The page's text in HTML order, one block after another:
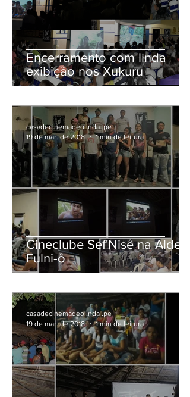
Encerramento com linda
exibição nos Xukuru
Cineclube Sef'Nisê na Aldeia
Fulni-ô
casadecinemadeolinda .pe
19 de mar. de 2018
1 min de leitura
casadecinemadeolinda .pe
19 de mar. de 2018
1 min de leitura